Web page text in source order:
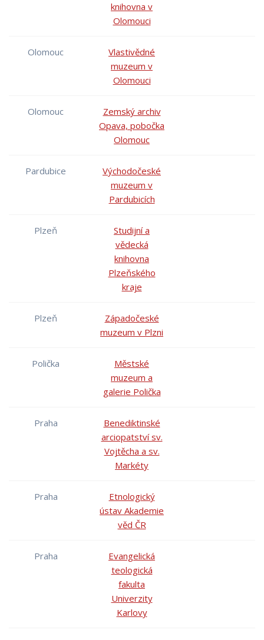
knihovna v
Olomouci
Olomouc
Vlastivědné
muzeum v
Olomouci
Olomouc
Zemský archiv
Opava, pobočka
Olomouc
Pardubice
Východočeské
muzeum v
Pardubicích
Plzeň
Studijní a
vědecká
knihovna
Plzeňského
kraje
Plzeň
Západočeské
muzeum v Plzni
Polička
Městské
muzeum a
galerie Polička
Praha
Benediktinské
arciopatství sv.
Vojtěcha a sv.
Markéty
Praha
Etnologický
ústav Akademie
věd ČR
Praha
Evangelická
teologická
fakulta
Univerzity
Karlovy